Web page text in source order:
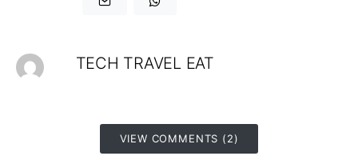
TECH TRAVEL EAT
VIEW COMMENTS (2)